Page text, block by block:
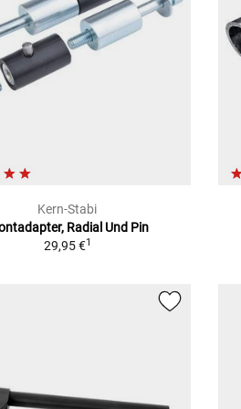
Kern-Stabi
Radial Und Pin
29,95 €1